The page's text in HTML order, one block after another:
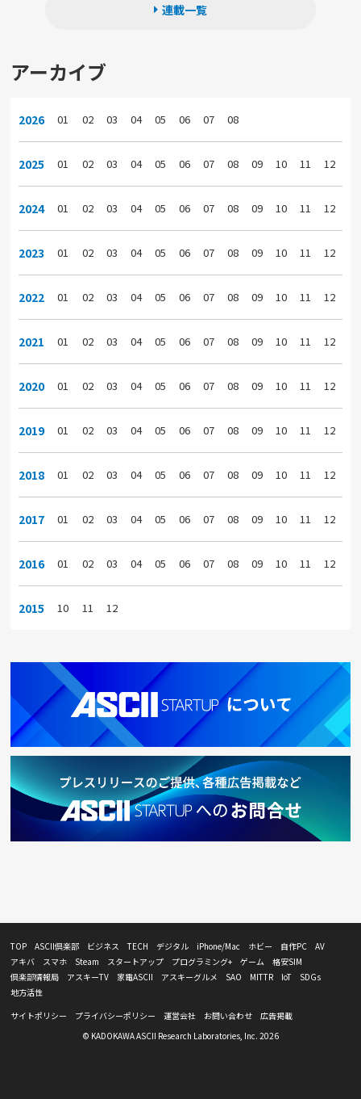
連載一覧
アーカイブ
2026 01 02 03 04 05 06 07 08
2025 01 02 03 04 05 06 07 08 09 10 11 12
2024 01 02 03 04 05 06 07 08 09 10 11 12
2023 01 02 03 04 05 06 07 08 09 10 11 12
2022 01 02 03 04 05 06 07 08 09 10 11 12
2021 01 02 03 04 05 06 07 08 09 10 11 12
2020 01 02 03 04 05 06 07 08 09 10 11 12
2019 01 02 03 04 05 06 07 08 09 10 11 12
2018 01 02 03 04 05 06 07 08 09 10 11 12
2017 01 02 03 04 05 06 07 08 09 10 11 12
2016 01 02 03 04 05 06 07 08 09 10 11 12
2015 10 11 12
TOP ASCII倶楽部 ビジネス TECH デジタル iPhone/Mac ホビー 自作PC
AV
アキバ
スマホ Steam スタートアップ プログラミング+ ゲーム
格安SIM
倶楽部情報局
アスキーTV 家電ASCII アスキーグルメ SAO MITTR IoT
SDGs
地方活性
サイトポリシー
プライバシーポリシー 運営会社 お問い合わせ
広告掲載
© KADOKAWA ASCII Research Laboratories, Inc. 2026